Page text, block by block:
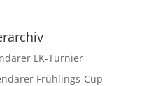
LK-Turnier
Frühlings-Cup